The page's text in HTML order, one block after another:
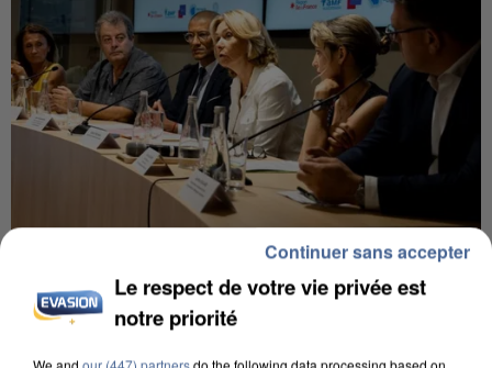
INCENDIES : L’ÎLE-DE-FRANCE LANCE UN ÉLAN
DE SOLIDARITÉ AVEC LES...
Le respect de votre vie privée est
notre priorité
We and our (447) partnersdo the following data processing based on
Continuer sans accepter